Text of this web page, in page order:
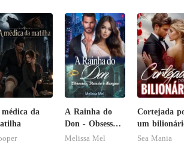
da
A Rainha do
Don - Obsessão,
Paixão e
Melissa Mel
Cortejada
um
Sea Mania